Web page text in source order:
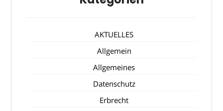
AKTUELLES
Allgemein
Allgemeines
Datenschutz
Erbrecht